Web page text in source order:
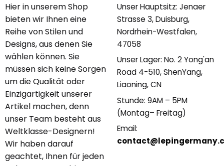
Hier in unserem Shop
bieten wir Ihnen eine
Reihe von Stilen und
Designs, aus denen Sie
wählen können. Sie
müssen sich keine Sorgen
um die Qualität oder
Einzigartigkeit unserer
Artikel machen, denn
unser Team besteht aus
Weltklasse-Designern!
Wir haben darauf
geachtet, Ihnen für jeden
Unser Hauptsitz: Jenaer
Strasse 3, Duisburg,
Nordrhein-Westfalen,
47058
Unser Lager: No. 2 Yong'an
Road 4-510, ShenYang,
Liaoning, CN
Stunde: 9AM – 5PM
(Montag– Freitag)
Email: